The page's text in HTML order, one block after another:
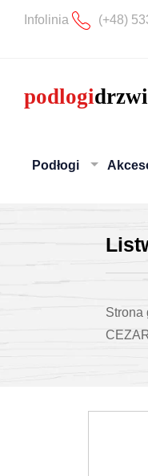
Infolinia (+48)
Podłogi
Strona